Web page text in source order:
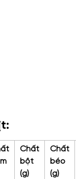
Chất
bột
(g)
Chất
béo
(g)